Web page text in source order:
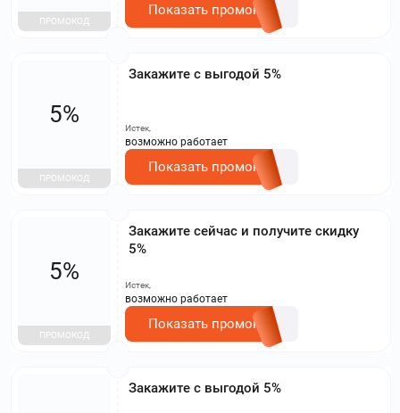
ПРОМОКОД
Показать промокод
Закажите с выгодой 5%
5%
ПРОМОКОД
Истек,
возможно работает
Показать промокод
Закажите сейчас и получите скидку
5%
5%
ПРОМОКОД
Истек,
возможно работает
Показать промокод
Закажите с выгодой 5%